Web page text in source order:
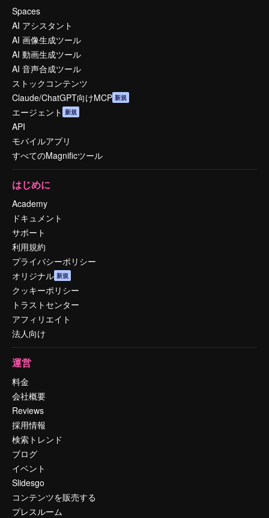
Spaces
AI アシスタント
AI 画像生成ツール
AI 動画生成ツール
AI 音声合成ツール
ストックコンテンツ
Claude/ChatGPT向けMCP 新規
エージェント 新規
API
モバイルアプリ
すべてのMagnificツール
はじめに
Academy
ドキュメント
サポート
利用規約
プライバシーポリシー
オリジナル 新規
クッキーポリシー
トラストセンター
アフィリエイト
法人向け
運営
料金
会社概要
Reviews
採用情報
検索トレンド
ブログ
イベント
Slidesgo
コンテンツを販売する
プレスルーム